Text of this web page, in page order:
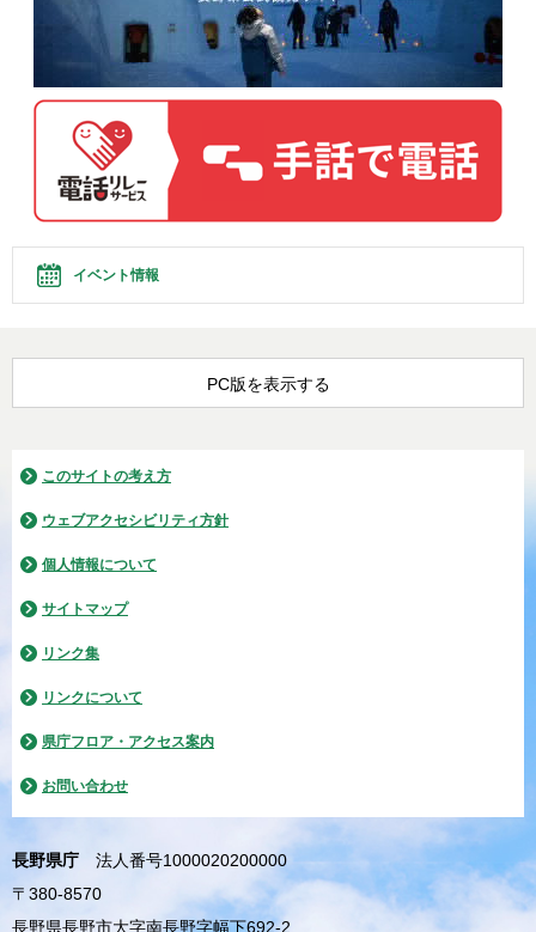
イベント情報
PC版を表示する
このサイトの考え方
ウェブアクセシビリティ方針
個人情報について
サイトマップ
リンク集
リンクについて
県庁フロア・アクセス案内
お問い合わせ
長野県庁
法人番号1000020200000
〒380-8570
長野県長野市大字南長野字幅下692-2